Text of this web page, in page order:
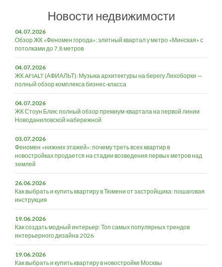
Новости недвижимости
04.07.2026
Обзор ЖК «Феномен города»: элитный квартал у метро «Минская» с
потолками до 7,8 метров
04.07.2026
ЖК AFIALT (АФИАЛЬТ): Музыка архитектуры на берегу Лихоборки —
полный обзор комплекса бизнес-класса
04.07.2026
ЖК Стоун Блик: полный обзор премиум-квартала на первой линии
Новоданиловской набережной
03.07.2026
Феномен «нижних этажей»: почему треть всех квартир в
новостройках продается на стадии возведения первых метров над
землей
26.06.2026
Как выбрать и купить квартиру в Тюмени от застройщика: пошаговая
инструкция
19.06.2026
Как создать модный интерьер: Топ самых популярных трендов
интерьерного дизайна 2026
19.06.2026
Как выбрать и купить квартиру в новостройке Москвы